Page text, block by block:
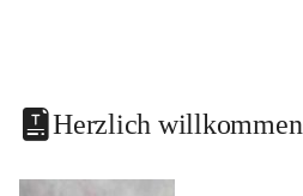
Herzlich willkommen